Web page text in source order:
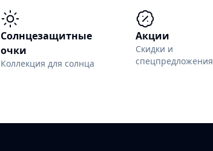
Солнцезащитные
очки
Коллекция для солнца
Акции
Скидки и
спецпредложения